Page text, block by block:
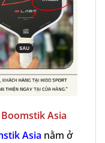
Asia
Asia nằm ở